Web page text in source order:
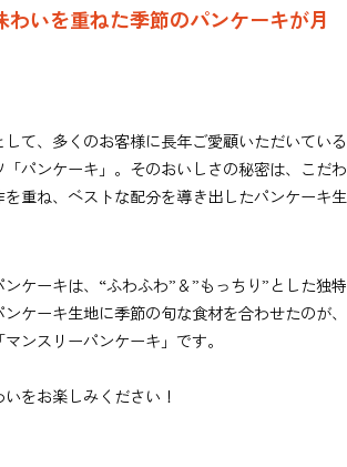
わいを重ねた季節のパンケーキが月
て、多くのお客様に長年ご愛顧いただいている
「パンケーキ」。そのおいしさの秘密は、こだわ
を重ね、ベストな配分を導き出したパンケーキ生
ケーキは、“ふわふわ”＆”もっちり”とした独特
ケーキ生地に季節の旬な食材を合わせたのが、
ンスリーパンケーキ」です。
をお楽しみください！